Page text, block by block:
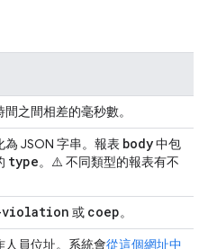
之間相差的毫秒數。
JSON 字串。報表 body中包
type。 ⚠️ 不同類型的報表有不
violation 或 coep。
人員位址。系統會從這個網址中